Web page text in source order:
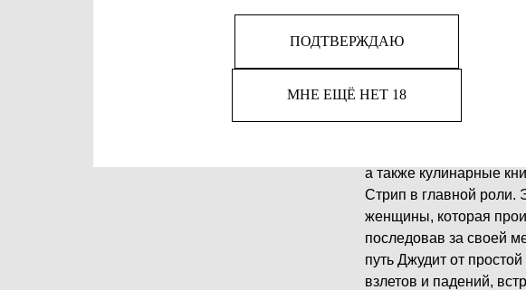
ПОДТВЕРЖДАЮ
МНЕ ЕЩЁ НЕТ 18
ролью секретарши.
успешную карьеру в
мужчины. Джон
имена, с которыми
Благодаря ее
меланхоличные и
пронзительный
а также кулинарные
Стрип в главной роли.
женщины, которая
последовав за своей
путь Джудит от
взлетов и падений,